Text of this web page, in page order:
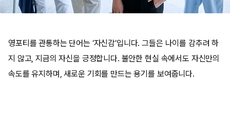
영포티를 관통하는 단어는 ‘자신감’입니다. 그들은 나이를 감추려 하
지 않고, 지금의 자신을 긍정합니다. 불안한 현실 속에서도 자신만의
속도를 유지하며, 새로운 기회를 만드는 용기를 보여줍니다.